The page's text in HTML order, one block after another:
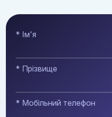
ДІЗНАТИСЯ БІЛЬШЕ
* Ім'я
* Прізвище
* Мобільний телефон